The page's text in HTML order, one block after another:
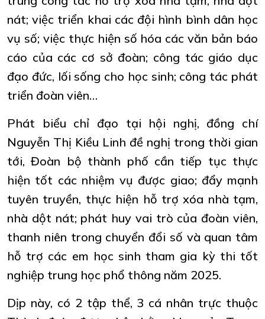
nát; việc triển khai các đội hình bình dân học
vụ số; việc thực hiện số hóa các văn bản báo
cáo của các cơ sở đoàn; công tác giáo dục
đạo đức, lối sống cho học sinh; công tác phát
triển đoàn viên…
Phát biểu chỉ đạo tại hội nghị, đồng chí
Nguyễn Thị Kiều Linh đề nghị trong thời gian
tới, Đoàn bộ thành phố cần tiếp tục thực
hiện tốt các nhiệm vụ được giao; đẩy mạnh
tuyên truyền, thực hiện hỗ trợ xóa nhà tạm,
nhà dột nát; phát huy vai trò của đoàn viên,
thanh niên trong chuyển đổi số và quan tâm
hỗ trợ các em học sinh tham gia kỳ thi tốt
nghiệp trung học phổ thông năm 2025.
Dịp này, có 2 tập thể, 3 cá nhân trực thuộc